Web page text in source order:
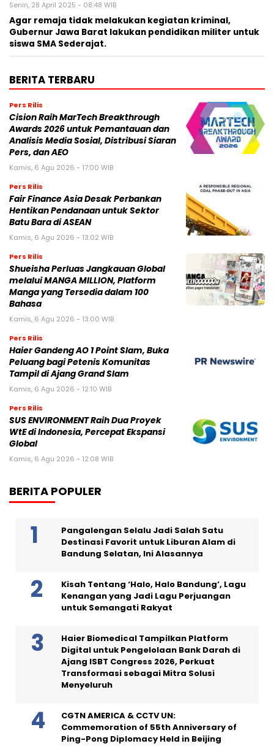
Senin, 28 April 2025 - 08:48 WIB
Agar remaja tidak melakukan kegiatan kriminal,
Gubernur Jawa Barat lakukan pendidikan militer untuk
siswa SMA Sederajat.
BERITA TERBARU
Pers Rilis
Cision Raih MarTech Breakthrough
Awards 2026 untuk Pemantauan dan
Analisis Media Sosial, Distribusi Siaran
Pers, dan AEO
Kamis, 6 Agu 2026 - 17:00 WIB
Pers Rilis
Fair Finance Asia Desak Perbankan
Hentikan Pendanaan untuk Sektor
Batu Bara di ASEAN
Kamis, 6 Agu 2026 - 13:02 WIB
Pers Rilis
Shueisha Perluas Jangkauan Global
melalui MANGA MILLION, Platform
Manga yang Tersedia dalam 100
Bahasa
Kamis, 6 Agu 2026 - 13:00 WIB
Pers Rilis
Haier Gandeng AO 1 Point Slam, Buka
Peluang bagi Petenis Komunitas
Tampil di Ajang Grand Slam
Kamis, 6 Agu 2026 - 12:10 WIB
Pers Rilis
SUS ENVIRONMENT Raih Dua Proyek
WtE di Indonesia, Percepat Ekspansi
Global
Kamis, 6 Agu 2026 - 12:08 WIB
BERITA POPULER
Pangalengan Selalu Jadi Salah Satu
Destinasi Favorit untuk Liburan Alam di
Bandung Selatan, Ini Alasannya
Kisah Tentang ‘Halo, Halo Bandung’, Lagu
Kenangan yang Jadi Lagu Perjuangan
untuk Semangati Rakyat
Haier Biomedical Tampilkan Platform
Digital untuk Pengelolaan Bank Darah di
Ajang ISBT Congress 2026, Perkuat
Transformasi sebagai Mitra Solusi
Menyeluruh
CGTN AMERICA & CCTV UN:
Commemoration of 55th Anniversary of
Ping-Pong Diplomacy Held in Beijing